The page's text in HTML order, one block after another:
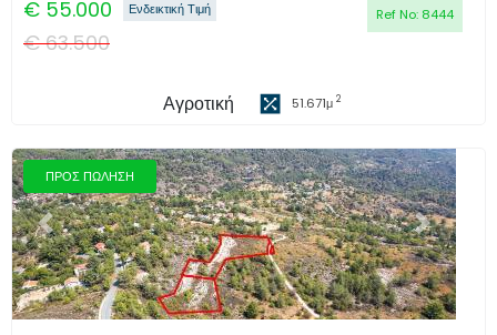
€ 55.000 Ref No: 8444
Ενδεικτική Τιμή
€63.500
Αγροτική 51.671μ 2
ΠΡΟΣ ΠΩΛΗΣΗ
Προηγούμενο Επόμενο